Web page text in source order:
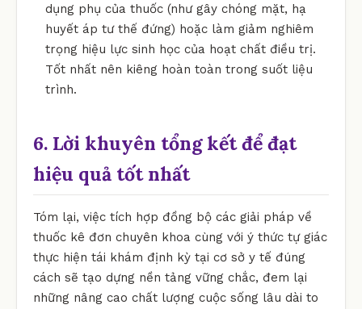
dụng phụ của thuốc (như gây chóng mặt, hạ
huyết áp tư thế đứng) hoặc làm giảm nghiêm
trọng hiệu lực sinh học của hoạt chất điều trị.
Tốt nhất nên kiêng hoàn toàn trong suốt liệu
trình.
6. Lời khuyên tổng kết để đạt
hiệu quả tốt nhất
Tóm lại, việc tích hợp đồng bộ các giải pháp về
thuốc kê đơn chuyên khoa cùng với ý thức tự giác
thực hiện tái khám định kỳ tại cơ sở y tế đúng
cách sẽ tạo dựng nền tảng vững chắc, đem lại
những nâng cao chất lượng cuộc sống lâu dài to